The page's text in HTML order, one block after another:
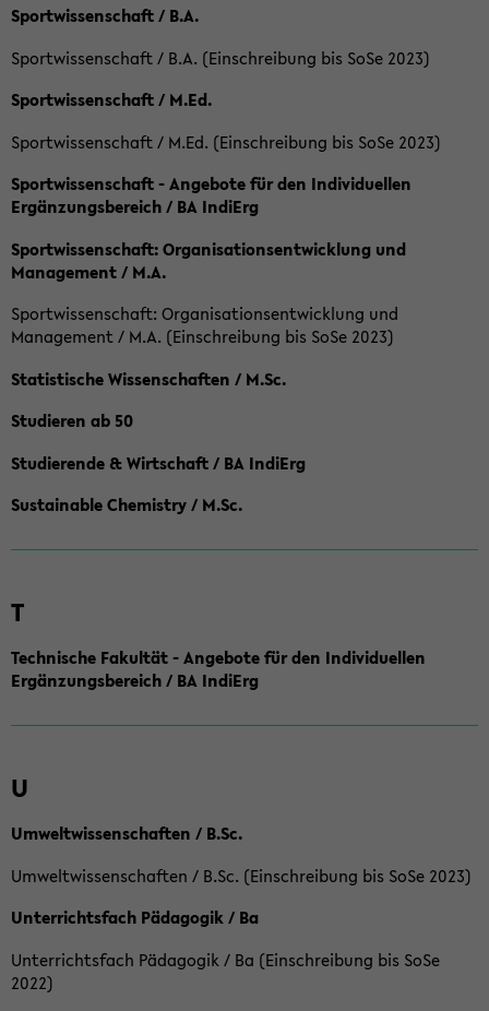
Sportwissenschaft / B.A.
Sportwissenschaft / B.A. (Einschreibung bis SoSe 2023)
Sportwissenschaft / M.Ed.
Sportwissenschaft / M.Ed. (Einschreibung bis SoSe 2023)
Sportwissenschaft - Angebote für den Individuellen
Ergänzungsbereich / BA IndiErg
Sportwissenschaft: Organisationsentwicklung und
Management / M.A.
Sportwissenschaft: Organisationsentwicklung und
Management / M.A. (Einschreibung bis SoSe 2023)
Statistische Wissenschaften / M.Sc.
Studieren ab 50
Studierende & Wirtschaft / BA IndiErg
Sustainable Chemistry / M.Sc.
T
Technische Fakultät - Angebote für den Individuellen
Ergänzungsbereich / BA IndiErg
U
Umweltwissenschaften / B.Sc.
Umweltwissenschaften / B.Sc. (Einschreibung bis SoSe 2023)
Unterrichtsfach Pädagogik / Ba
Unterrichtsfach Pädagogik / Ba (Einschreibung bis SoSe
2022)